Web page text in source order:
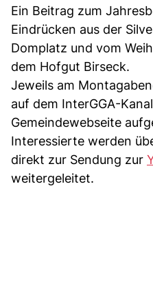
Ein Beitrag zum
Eindrücken aus der
Domplatz und vom
dem Hofgut Birseck.
Jeweils am
auf dem InterGGA-
Gemeindewebseite
Interessierte werden
direkt zur Sendung zur
weitergeleitet.